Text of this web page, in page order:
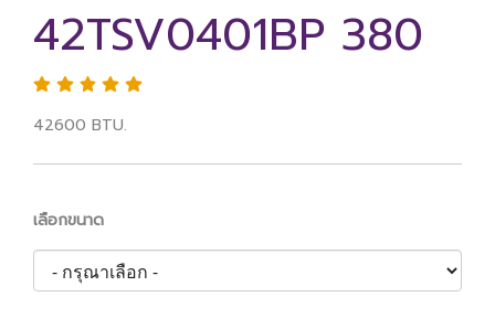
42TSV0401BP 380
42600 BTU.
เลือกขนาด